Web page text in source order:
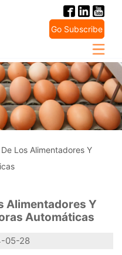
Go Subscribe
Los Alimentadores Y
Alimentadores Y
Automáticas
05-28